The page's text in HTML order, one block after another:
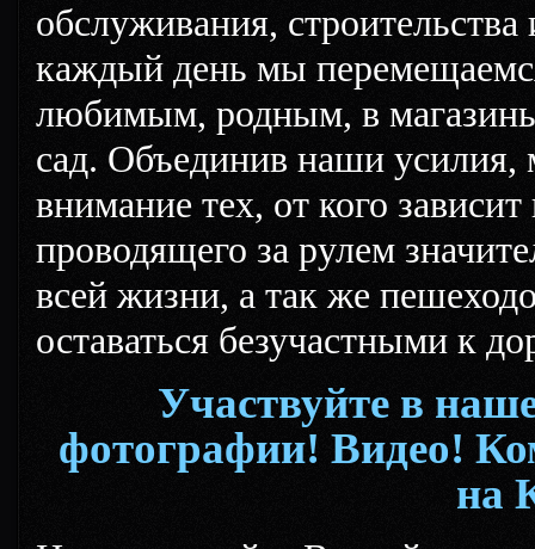
обслуживания,
каждый день мы
любимым, родным, в
сад. Объединив наши усилия,
внимание тех, от кого
проводящего за рулем
всей жизни, а так же
оставаться безучастными к
Участвуйте в
фотографии! Видео!
на